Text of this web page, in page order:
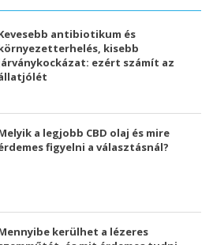
antibiotikum és
kisebb
ezért számít az
a legjobb CBD olaj és mire
figyelni a választásnál?
kerülhet a lézeres